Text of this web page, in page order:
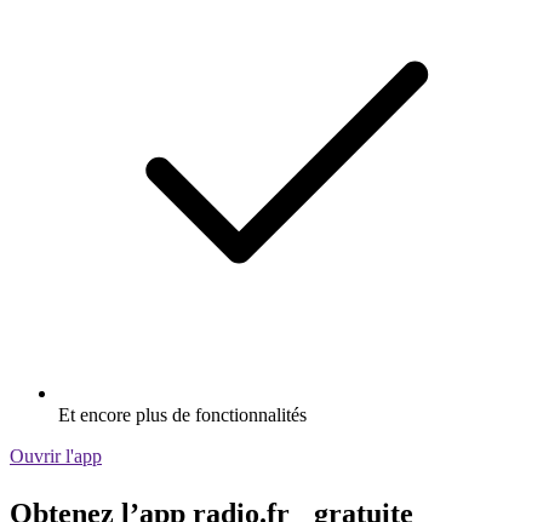
Et encore plus de fonctionnalités
Ouvrir l'app
Obtenez l’app radio.fr gratuite